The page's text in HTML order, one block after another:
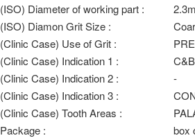
(ISO) Diameter of working part :
(ISO) Diamon Grit Size :
(Clinic Case) Use of Grit :
(Clinic Case) Indication 1 :
C&B
(Clinic Case) Indication 2 :
-
(Clinic Case) Indication 3 :
(Clinic Case) Tooth Areas :
Package :
box